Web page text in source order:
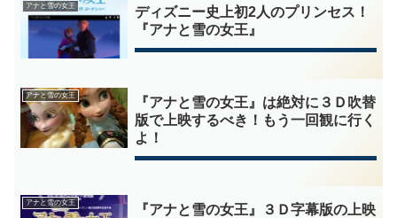
アナと雪の女王
ディズニー史上初2人のプリンセス！
『アナと雪の女王』
アナと雪の女王
『アナと雪の女王』は絶対に３Ｄ吹替
版で上映するべき！もう一回観に行く
よ！
アナと雪の女王
『アナと雪の女王』３Ｄ字幕版の上映